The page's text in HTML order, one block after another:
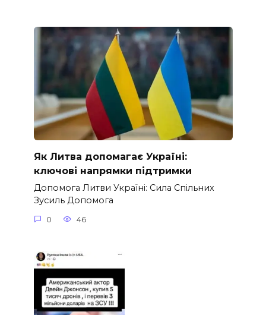
Як Литва допомагає Україні:
ключові напрямки підтримки
Допомога Литви Україні: Сила Спільних
Зусиль Допомога
0 46